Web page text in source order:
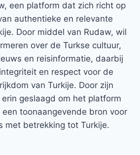
een platform dat zich richt op
authentieke en relevante
Door middel van Rudaw, wil
over de Turkse cultuur,
en reisinformatie, daarbij
en respect voor de
van Turkije. Door zijn
geslaagd om het platform
toonaangevende bron voor
met betrekking tot Turkije.